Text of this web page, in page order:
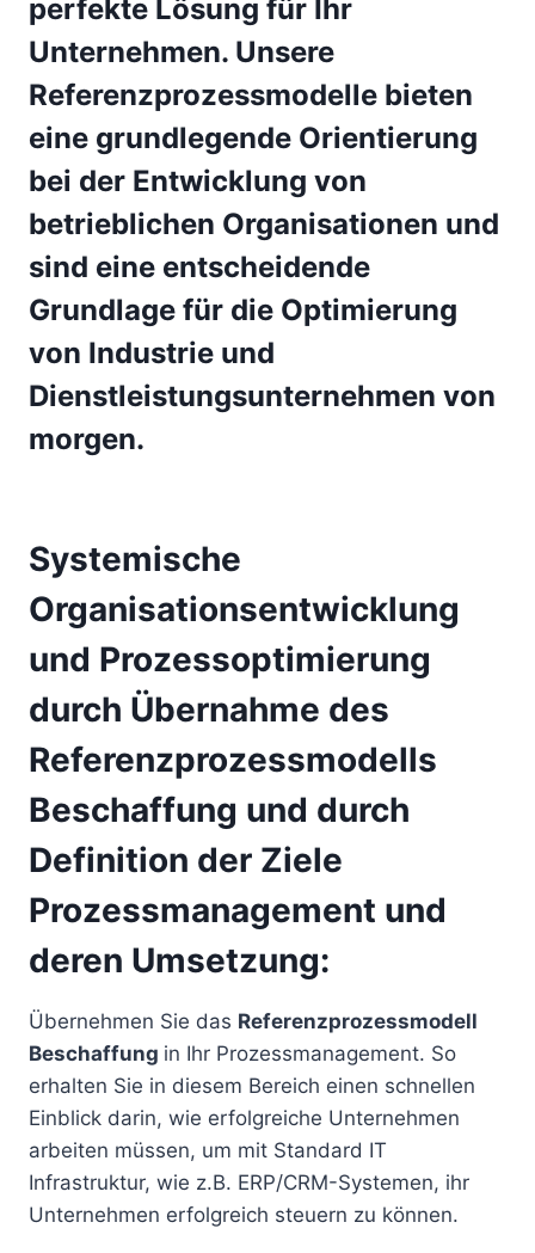
perfekte Lösung für Ihr
Unternehmen. Unsere
Referenzprozessmodelle bieten
eine grundlegende Orientierung
bei der Entwicklung von
betrieblichen Organisationen und
sind eine entscheidende
Grundlage für die Optimierung
von Industrie und
Dienstleistungsunternehmen von
morgen.
Systemische
Organisationsentwicklung
und Prozessoptimierung
durch Übernahme des
Referenzprozessmodells
Beschaffung und durch
Definition der Ziele
Prozessmanagement und
deren Umsetzung:
Übernehmen Sie das Referenzprozessmodell
Beschaffung in Ihr Prozessmanagement. So
erhalten Sie in diesem Bereich einen schnellen
Einblick darin, wie erfolgreiche Unternehmen
arbeiten müssen, um mit Standard IT
Infrastruktur, wie z.B. ERP/CRM-Systemen, ihr
Unternehmen erfolgreich steuern zu können.